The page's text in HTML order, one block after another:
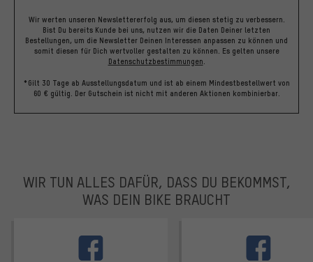
Wir werten unseren Newslettererfolg aus, um diesen stetig zu verbessern.
Bist Du bereits Kunde bei uns, nutzen wir die Daten Deiner letzten
Bestellungen, um die Newsletter Deinen Interessen anpassen zu können und
somit diesen für Dich wertvoller gestalten zu können. Es gelten unsere
Datenschutzbestimmungen.
*Gilt 30 Tage ab Ausstellungsdatum und ist ab einem Mindestbestellwert von
60 € gültig. Der Gutschein ist nicht mit anderen Aktionen kombinierbar.
WIR TUN ALLES DAFÜR, DASS DU BEKOMMST,
WAS DEIN BIKE BRAUCHT